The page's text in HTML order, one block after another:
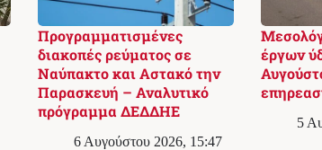
Προγραμματισμένες
διακοπές ρεύματος σε
Ναύπακτο και Αστακό την
Παρασκευή – Αναλυτικό
πρόγραμμα ΔΕΔΔΗΕ
6 Αυγούστου 2026, 15:47
έργων
5